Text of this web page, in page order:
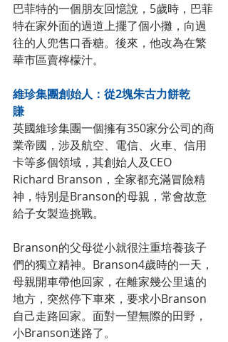
巴菲特的一個朋友回憶說，5歲時，巴菲
特在家外面的過道上擺了個小攤，向過
往的人兜售口香糖。後來，他改為在繁
華市區賣檸檬汁。
維珍集團創始人：從2塊朱古力餅乾
賺
英國維珍集團一個擁有350家分公司的商
業帝國，涉及航空、電信、火車、信用
卡等多個領域，其創始人及CEO
Richard Branson，全家都充滿冒險精
神，特別是Branson的母親，常會故意
給子女製造挑戰。
Branson的父母從小就很注重培養孩子
們的獨立精神。Branson4歲時的一天，
母親開車帶他回家，在離家幾公里遠的
地方，突然停下車來，要求小Branson
自己走路回家。面對一望無際的田野，
小Branson迷路了。